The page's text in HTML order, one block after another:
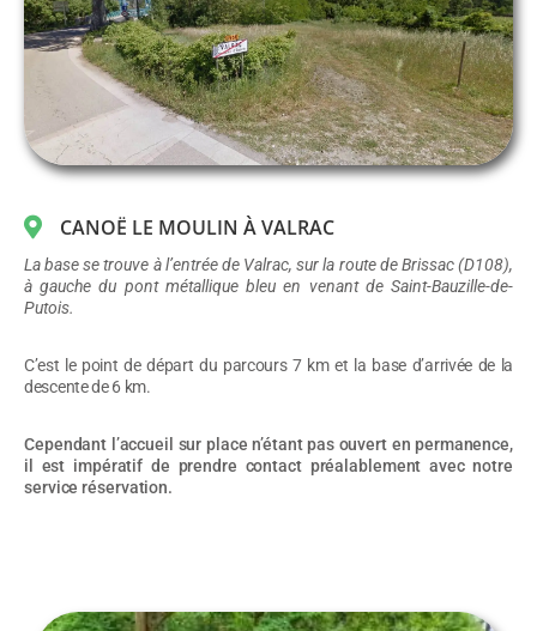
CANOË LE MOULIN À VALRAC
La base se trouve à l’entrée de Valrac, sur la route de Brissac (D108),
à gauche du pont métallique bleu en venant de Saint-Bauzille-de-
Putois.
C’est le point de départ du parcours 7 km et la base d’arrivée de la
descente de 6 km.
Cependant l’accueil sur place n’étant pas ouvert en permanence,
il est impératif de prendre contact préalablement avec notre
service réservation.